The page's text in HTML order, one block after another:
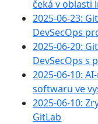
čeká v oblasti
2025-06-23:
DevSecOps
2025-06-20:
DevSecOps s
2025-06-10:
softwaru ve
2025-06-10:
GitLab